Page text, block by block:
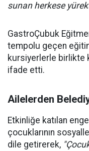
sunan herkese
GastroÇubuk
tempolu geçen
kursiyerlerle birlikte
ifade etti.
Ailelerden
Etkinliğe katılan
çocuklarının
dile getirerek,